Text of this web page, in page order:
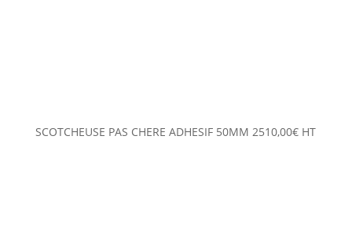
SCOTCHEUSE PAS CHERE ADHESIF 50MM 2510,00€ HT